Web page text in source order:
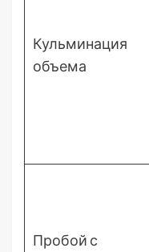
Кульминация
объема
Пробой с